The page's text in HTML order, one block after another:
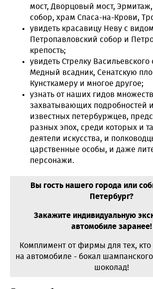
мост, Дворцовый мост,
собор, храм Спаса-на-Крови,
увидеть красавицу Неву с
Петропавловский собор и
крепость;
увидеть Стрелку Васильевского
Медный всадник, Сенатскую
Кунсткамеру и многое другое;
узнать от наших гидов
захватывающих подробностей
известных петербуржцев,
разных эпох, среди которых и
деятели искусства, и
царственные особы, и даже
персонажи.
Вы гость нашего города или
Петербург?
Закажите индивидуальную
автомобиле заранее!
Комплимент от фирмы для тех, кто
на автомобиле - бокал
шоколад!